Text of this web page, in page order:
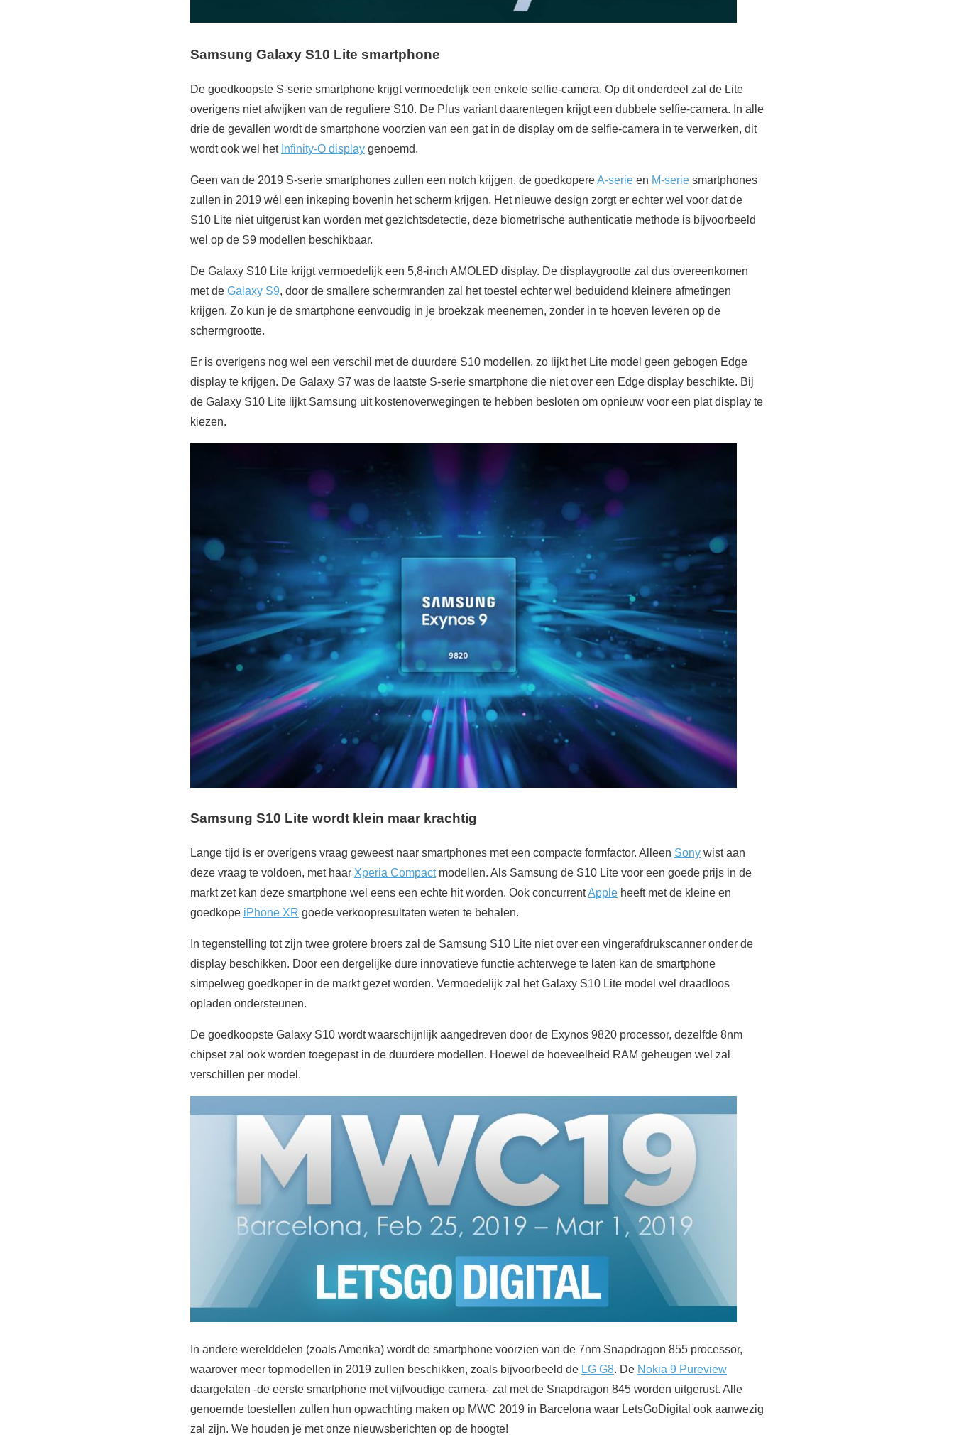
Samsung Galaxy S10 Lite smartphone
De goedkoopste S-serie smartphone krijgt vermoedelijk een enkele selfie-camera. Op dit onderdeel zal de Lite
overigens niet afwijken van de reguliere S10. De Plus variant daarentegen krijgt een dubbele selfie-camera. In alle
drie de gevallen wordt de smartphone voorzien van een gat in de display om de selfie-camera in te verwerken, dit
wordt ook wel het Infinity-O display genoemd.
Geen van de 2019 S-serie smartphones zullen een notch krijgen, de goedkopereA-serie en M-serie smartphones
zullen in 2019 wél een inkeping bovenin het scherm krijgen. Het nieuwe design zorgt er echter wel voor dat de
S10 Lite niet uitgerust kan worden met gezichtsdetectie, deze biometrische authenticatie methode is bijvoorbeeld
wel op de S9 modellen beschikbaar.
De Galaxy S10 Lite krijgt vermoedelijk een 5,8-inch AMOLED display. De displaygrootte zal dus overeenkomen
met de Galaxy S9, door de smallere schermranden zal het toestel echter wel beduidend kleinere afmetingen
krijgen. Zo kun je de smartphone eenvoudig in je broekzak meenemen, zonder in te hoeven leveren op de
schermgrootte.
Er is overigens nog wel een verschil met de duurdere S10 modellen, zo lijkt het Lite model geen gebogen Edge
display te krijgen. De Galaxy S7 was de laatste S-serie smartphone die niet over een Edge display beschikte. Bij
de Galaxy S10 Lite lijkt Samsung uit kostenoverwegingen te hebben besloten om opnieuw voor een plat display te
kiezen.
Samsung S10 Lite wordt klein maar krachtig
Lange tijd is er overigens vraag geweest naar smartphones met een compacte formfactor. Alleen Sony wist aan
deze vraag te voldoen, met haar Xperia Compactmodellen. Als Samsung de S10 Lite voor een goede prijs in de
markt zet kan deze smartphone wel eens een echte hit worden. Ook concurrentApple heeft met de kleine en
goedkope iPhone XR goede verkoopresultaten weten te behalen.
In tegenstelling tot zijn twee grotere broers zal de Samsung S10 Lite niet over een vingerafdrukscanner onder de
display beschikken. Door een dergelijke dure innovatieve functie achterwege te laten kan de smartphone
simpelweg goedkoper in de markt gezet worden. Vermoedelijk zal het Galaxy S10 Lite model wel draadloos
opladen ondersteunen.
De goedkoopste Galaxy S10 wordt waarschijnlijk aangedreven door de Exynos 9820 processor, dezelfde 8nm
chipset zal ook worden toegepast in de duurdere modellen. Hoewel de hoeveelheid RAM geheugen wel zal
verschillen per model.
In andere werelddelen (zoals Amerika) wordt de smartphone voorzien van de 7nm Snapdragon 855 processor,
waarover meer topmodellen in 2019 zullen beschikken, zoals bijvoorbeeld de LG G8. De Nokia 9 Pureview
daargelaten -de eerste smartphone met vijfvoudige camera- zal met de Snapdragon 845 worden uitgerust. Alle
genoemde toestellen zullen hun opwachting maken op MWC 2019 in Barcelona waar LetsGoDigital ook aanwezig
zal zijn. We houden je met onze nieuwsberichten op de hoogte!